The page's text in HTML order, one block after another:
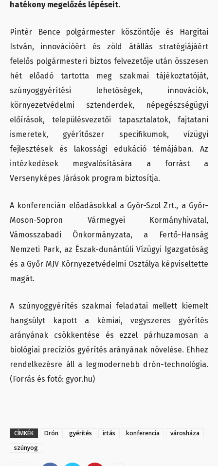
hatékony megelőzés lépéseit.
Pintér Bence polgármester köszöntője és Hargitai
István, innovációért és zöld átállás stratégiájáért
felelős polgármesteri biztos felvezetője után összesen
hét előadó tartotta meg szakmai tájékoztatóját,
szúnyoggyérítési lehetőségek, innovációk,
környezetvédelmi sztenderdek, népegészségügyi
előírások, településvezetői tapasztalatok, fajtatani
ismeretek, gyérítőszer specifikumok, vízügyi
fejlesztések és lakossági edukáció témájában. Az
intézkedések megvalósítására a forrást a
Versenyképes Járások program biztosítja.
A konferencián előadásokkal a Győr-Szol Zrt., a Győr-
Moson-Sopron Vármegyei Kormányhivatal,
Vámosszabadi Önkormányzata, a Fertő-Hanság
Nemzeti Park, az Észak-dunántúli Vízügyi Igazgatóság
és a Győr MJV Környezetvédelmi Osztálya képviseltette
magát.
A szúnyoggyérítés szakmai feladatai mellett kiemelt
hangsúlyt kapott a kémiai, vegyszeres gyérítés
arányának csökkentése és ezzel párhuzamosan a
biológiai precíziós gyérítés arányának növelése. Ehhez
rendelkezésre áll a legmodernebb drón-technológia.
(Forrás és fotó: gyor.hu)
CÍMKÉK Drón gyérítés irtás konferencia
városháza
szúnyog